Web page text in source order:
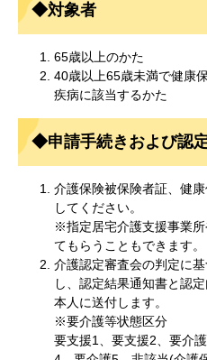
◆対象者
65歳以上のかた
40歳以上65歳未満で健康
疾病に該当するかた
◆申請手続きおよび認
介護保険被保険者証、健
してください。
※指定居宅介護支援事業
てもらうこともできます。
介護認定審査会の判定に
し、認定結果通知書と認
本人に送付します。
※要介護等状態区分
要支援1、要支援2、要介